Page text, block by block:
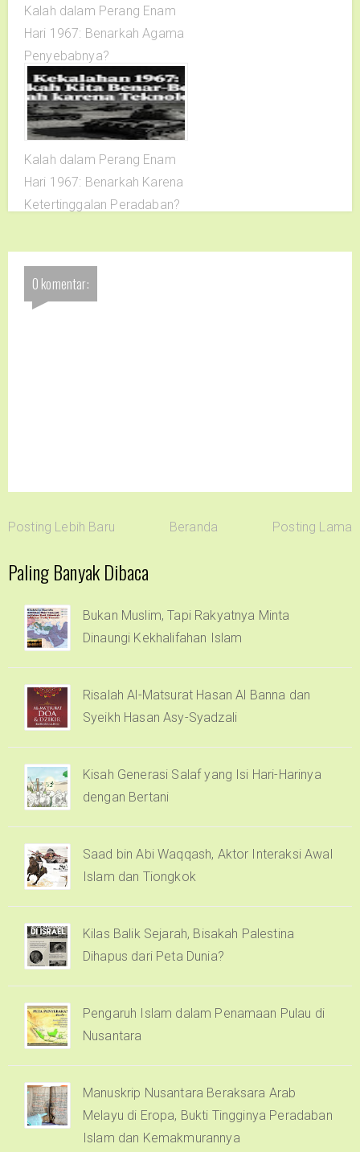
Kalah dalam Perang Enam
Hari 1967: Benarkah Agama
Penyebabnya?
Kalah dalam Perang Enam
Hari 1967: Benarkah Karena
Ketertinggalan Peradaban?
0 komentar:
Posting Lebih Baru Beranda Posting Lama
Paling Banyak Dibaca
Bukan Muslim, Tapi Rakyatnya Minta
Dinaungi Kekhalifahan Islam
Risalah Al-Matsurat Hasan Al Banna dan
Syeikh Hasan Asy-Syadzali
Kisah Generasi Salaf yang Isi Hari-Harinya
dengan Bertani
Saad bin Abi Waqqash, Aktor Interaksi Awal
Islam dan Tiongkok
Kilas Balik Sejarah, Bisakah Palestina
Dihapus dari Peta Dunia?
Pengaruh Islam dalam Penamaan Pulau di
Nusantara
Manuskrip Nusantara Beraksara Arab
Melayu di Eropa, Bukti Tingginya Peradaban
Islam dan Kemakmurannya